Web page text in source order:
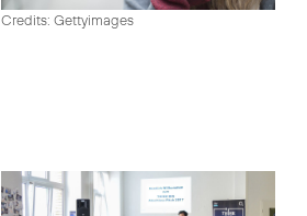
Credits: Gettyimages